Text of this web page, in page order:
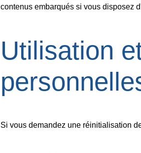
contenus embarqués si vous disposez
Utilisation
Si vous demandez une réinitialisation